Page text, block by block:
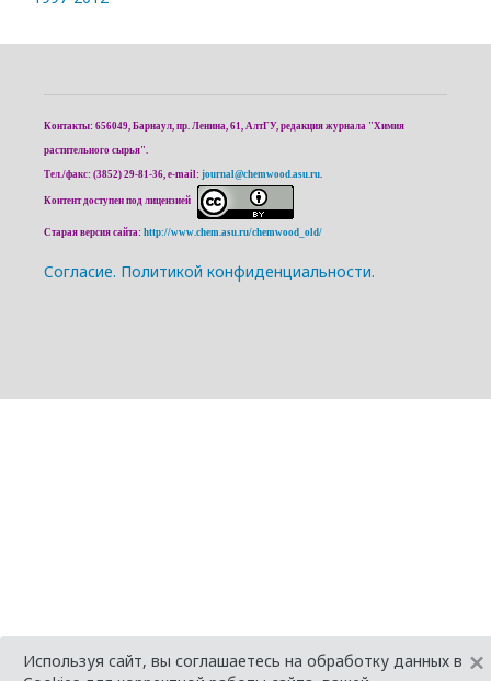
Контакты: 656049, Барнаул, пр. Ленина, 61, АлтГУ, редакция журнала "Химия
растительного сырья".
Тел./факс: (3852) 29-81-36, e-mail: journal@chemwood.asu.ru
Контент доступен под лицензией
Старая версия сайта: http://www.chem.asu.ru/chemwood_old/
Cогласие. Политикой конфиденциальности.
Используя сайт, вы соглашаетесь на обработку данных в ×